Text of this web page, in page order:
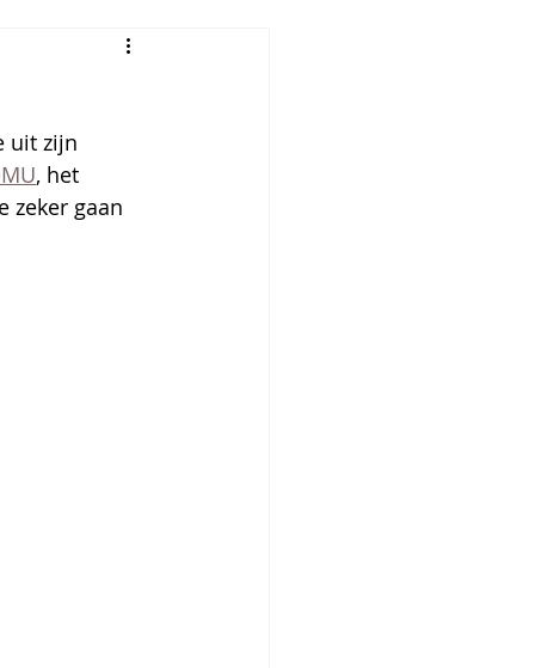
uit zijn
, het
zeker gaan